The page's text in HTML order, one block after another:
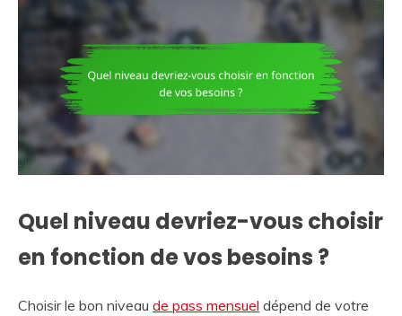
Quel niveau devriez-vous choisir
en fonction de vos besoins ?
Choisir le bon niveau de pass mensuel dépend de votre